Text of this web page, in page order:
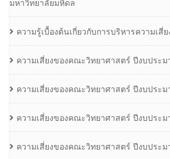
มหาวิทยาลัยมหิดล
ความรู้เบื้องต้นเกี่ยวกับการบริหารความเสี่ย
ความเสี่ยงของคณะวิทยาศาสตร์ ปีงบประ
ความเสี่ยงของคณะวิทยาศาสตร์ ปีงบประ
ความเสี่ยงของคณะวิทยาศาสตร์ ปีงบประ
ความเสี่ยงของคณะวิทยาศาสตร์ ปีงบประ